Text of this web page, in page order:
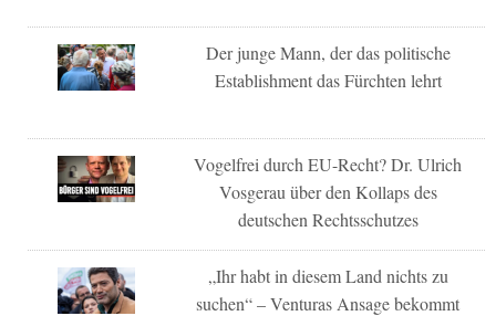
Der junge Mann, der das politische
Establishment das Fürchten lehrt
Vogelfrei durch EU-Recht? Dr. Ulrich
Vosgerau über den Kollaps des
deutschen Rechtsschutzes
„Ihr habt in diesem Land nichts zu
suchen“ – Venturas Ansage bekommt